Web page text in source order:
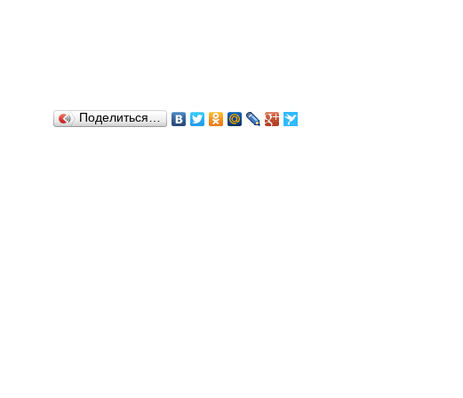
Поделиться…